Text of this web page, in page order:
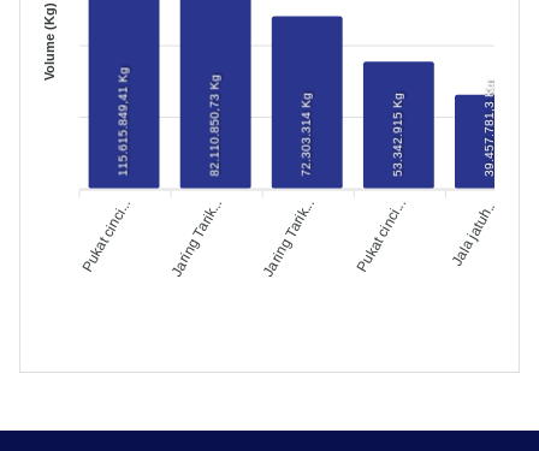
Volume (Kg)
115.615.849,41 Kg 82.110.850,73 Kg 72.303.314 Kg 53.342.915 Kg 39.457.781,3 Kg
Pukat cinci... Jaring Tarik... Jaring Tarik... Pukat cinci... Jala jatuh...